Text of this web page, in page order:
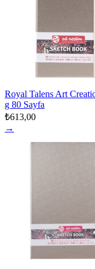
Royal Talens Art
g 80 Sayfa
₺613,00
→